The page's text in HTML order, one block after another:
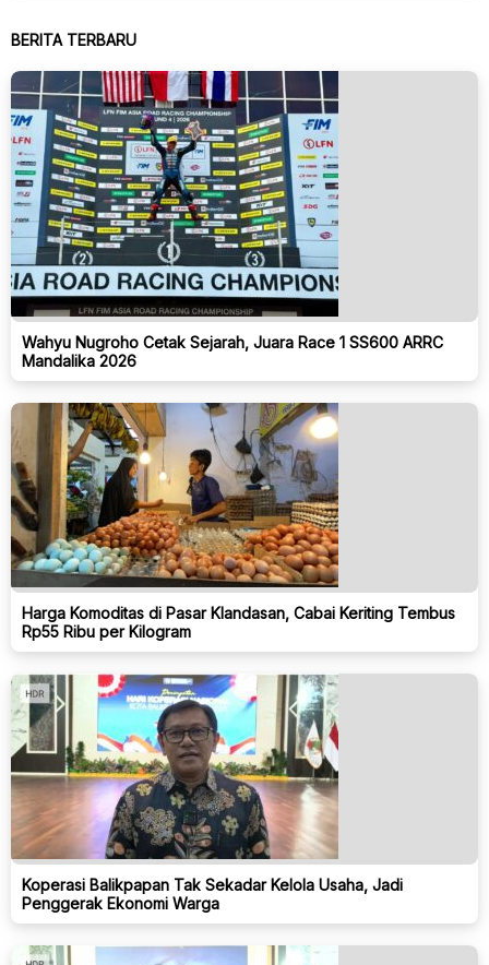
BERITA TERBARU
Wahyu Nugroho Cetak Sejarah, Juara Race 1 SS600 ARRC
Mandalika 2026
Harga Komoditas di Pasar Klandasan, Cabai Keriting Tembus
Rp55 Ribu per Kilogram
Koperasi Balikpapan Tak Sekadar Kelola Usaha, Jadi
Penggerak Ekonomi Warga